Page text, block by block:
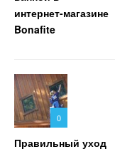
интернет-магазине
Bonafite
0
Правильный уход